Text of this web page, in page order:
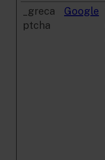
_greca
ptcha
Google